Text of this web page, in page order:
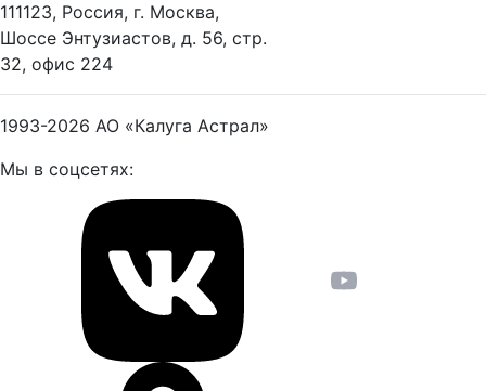
111123, Россия, г. Москва,
Шоссе Энтузиастов, д. 56, стр.
32, офис 224
1993-2026 АО «Калуга Астрал»
Мы в соцсетях: